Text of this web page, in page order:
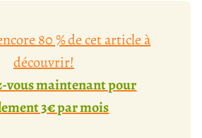
80 % de cet article à
découvrir!
vous maintenant pour
3€ par mois